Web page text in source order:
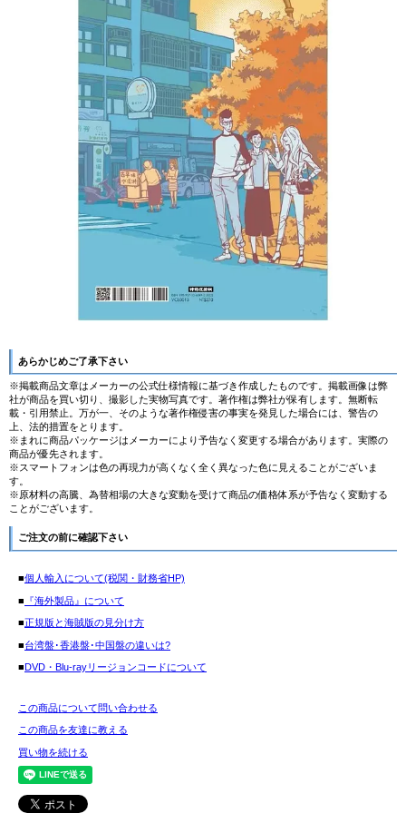
あらかじめご了承下さい
※掲載商品文章はメーカーの公式仕様情報に基づき作成したものです。掲載画像は弊
社が商品を買い切り、撮影した実物写真です。著作権は弊社が保有します。無断転
載・引用禁止。万が一、そのような著作権侵害の事実を発見した場合には、警告の
上、法的措置をとります。
※まれに商品パッケージはメーカーにより予告なく変更する場合があります。実際の
商品が優先されます。
※スマートフォンは色の再現力が高くなく全く異なった色に見えることがございま
す。
※原材料の高騰、為替相場の大きな変動を受けて商品の価格体系が予告なく変動する
ことがございます。
ご注文の前に確認下さい
■個人輸入について(税関・財務省HP)
■ 『海外製品』について
■正規版と海賊版の見分け方
■台湾盤･香港盤･中国盤の違いは?
■ DVD・Blu-rayリージョンコードについて
この商品について問い合わせる
この商品を友達に教える
買い物を続ける